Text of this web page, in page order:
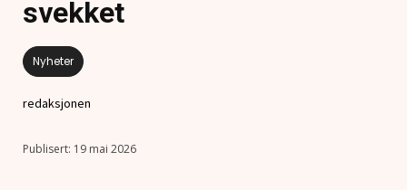
svekket
Nyheter
redaksjonen
19 mai 2026